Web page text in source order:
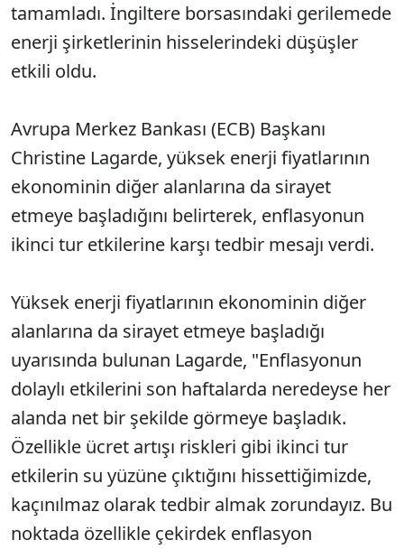
tamamladı. İngiltere borsasındaki gerilemede
enerji şirketlerinin hisselerindeki düşüşler
etkili oldu.
Avrupa Merkez Bankası (ECB) Başkanı
Christine Lagarde, yüksek enerji fiyatlarının
ekonominin diğer alanlarına da sirayet
etmeye başladığını belirterek, enflasyonun
ikinci tur etkilerine karşı tedbir mesajı verdi.
Yüksek enerji fiyatlarının ekonominin diğer
alanlarına da sirayet etmeye başladığı
uyarısında bulunan Lagarde, "Enflasyonun
dolaylı etkilerini son haftalarda neredeyse her
alanda net bir şekilde görmeye başladık.
Özellikle ücret artışı riskleri gibi ikinci tur
etkilerin su yüzüne çıktığını hissettiğimizde,
kaçınılmaz olarak tedbir almak zorundayız. Bu
noktada özellikle çekirdek enflasyon